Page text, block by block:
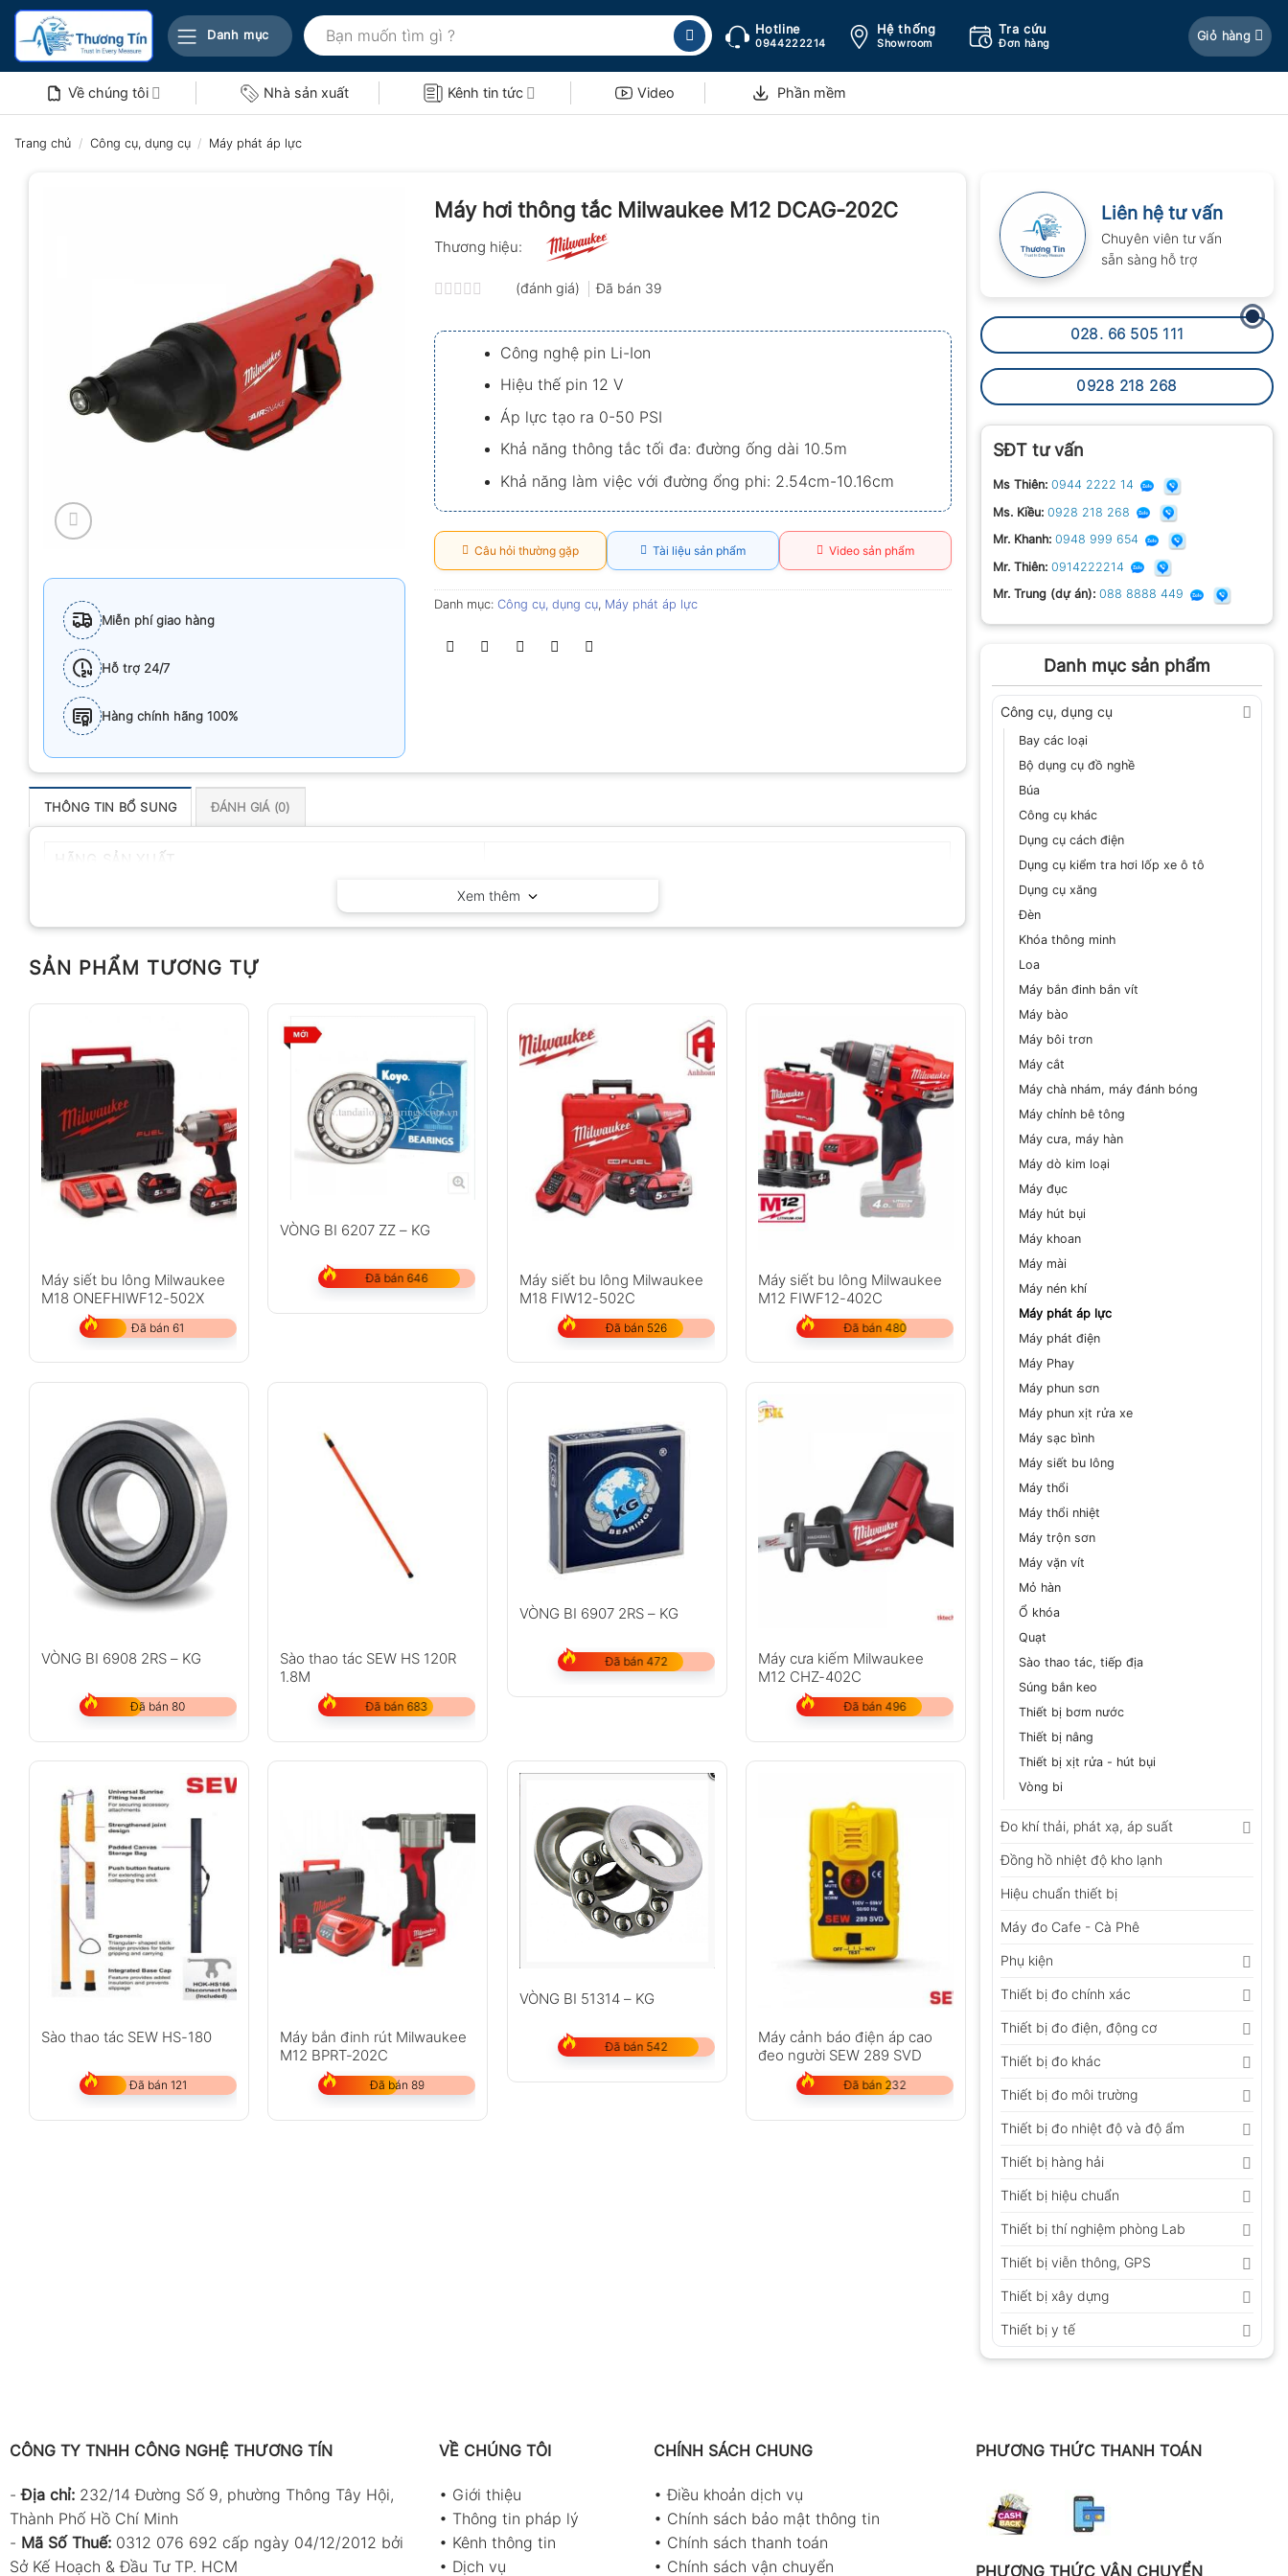
Bỏ
nội
Danh mục
Tìm
kiếm:
Hotline
0944222214
Hệ thống
Showroom
Tra cứu
Đơn hàng
Giỏ hàng
Về chúng tôi Nhà sản xuất Kênh tin tức Video Phần mềm
Trang chủ / Công cụ, dụng cụ / Máy phát áp lực
Liên hệ tư vấn
Chuyên viên tư vấn
sẵn sàng hỗ trợ
028. 66 505 111
0928 218 268
SĐT tư vấn
Ms Thiên: 0944 2222 14
Ms. Kiều: 0928 218 268
Mr. Khanh: 0948 999 654
Mr. Thiên: 0914222214
Mr. Trung (dự án): 088 8888 449
Danh mục sản phẩm
Công cụ, dụng cụ
Bay các loại
Bộ dụng cụ đồ nghề
Búa
Công cụ khác
Dụng cụ cách điện
Dụng cụ kiểm tra hơi lốp xe ô tô
Dụng cụ xăng
Đèn
Khóa thông minh
Loa
Máy bắn đinh bắn vít
Máy bào
Máy bôi trơn
Máy cắt
Máy chà nhám, máy đánh bóng
Máy chỉnh bê tông
Máy cưa, máy hàn
Máy dò kim loại
Máy đục
Máy hút bụi
Máy khoan
Máy mài
Máy nén khí
Máy phát áp lực
Máy phát điện
Máy Phay
Máy phun sơn
Máy phun xịt rửa xe
Máy sạc bình
Máy siết bu lông
Máy thổi
Máy thổi nhiệt
Máy trộn sơn
Máy vặn vít
Mỏ hàn
Ổ khóa
Quạt
Sào thao tác, tiếp địa
Súng bắn keo
Thiết bị bơm nước
Thiết bị nâng
Thiết bị xịt rửa - hút bụi
Vòng bi
Đo khí thải, phát xạ, áp suất
Đồng hồ nhiệt độ kho lạnh
Hiệu chuẩn thiết bị
Máy đo Cafe - Cà Phê
Phụ kiện
Thiết bị đo chính xác
Thiết bị đo điện, động cơ
Thiết bị đo khác
Thiết bị đo môi trường
Thiết bị đo nhiệt độ và độ ẩm
Thiết bị hàng hải
Thiết bị hiệu chuẩn
Thiết bị thí nghiệm phòng Lab
Thiết bị viễn thông, GPS
Thiết bị xây dựng
Thiết bị y tế
Miễn phí giao hàng
Hỗ trợ 24/7
Hàng chính hãng 100%
Máy hơi thông tắc Milwaukee M12 DCAG-202C
Thương hiệu:
xếp
hạng
0.0
5
sao
(đánh giá) Đã bán 39
Công nghệ pin Li-Ion
Hiệu thế pin 12 V
Áp lực tạo ra 0-50 PSI
Khả năng thông tắc tối đa: đường ống dài 10.5m
Khả năng làm việc với đường ổng phi: 2.54cm-10.16cm
Câu hỏi thường gặp Tài liệu sản phẩm Video sản phẩm
Danh mục: Công cụ, dụng cụ, Máy phát áp lực
THÔNG TIN BỔ SUNG ĐÁNH GIÁ (0)
Xem thêm
SẢN PHẨM TƯƠNG TỰ
Máy siết bu lông Milwaukee
M18 ONEFHIWF12-502X
Đã bán 61
VÒNG BI 6207 ZZ – KG
Đã bán 646
Máy siết bu lông Milwaukee
M18 FIW12-502C
Đã bán 526
Máy siết bu lông Milwaukee
M12 FIWF12-402C
Đã bán 480
VÒNG BI 6908 2RS – KG
Đã bán 80
Sào thao tác SEW HS 120R
1.8M
Đã bán 683
VÒNG BI 6907 2RS – KG
Đã bán 472
Máy cưa kiếm Milwaukee
M12 CHZ-402C
Đã bán 496
Sào thao tác SEW HS-180
Đã bán 121
Máy bắn đinh rút Milwaukee
M12 BPRT-202C
Đã bán 89
VÒNG BI 51314 – KG
Đã bán 542
Máy cảnh báo điện áp cao
đeo người SEW 289 SVD
Đã bán 232
CÔNG TY TNHH CÔNG NGHỆ THƯƠNG TÍN
-Địa chỉ: 232/14 Đường Số 9, phường Thông Tây Hội,
Thành Phố Hồ Chí Minh
- Mã Số Thuế: 0312 076 692 cấp ngày 04/12/2012 bởi
Sở Kế Hoạch & Đầu Tư TP. HCM
VỀ CHÚNG TÔI
• Giới thiệu
• Thông tin pháp lý
• Kênh thông tin
• Dịch vụ
CHÍNH SÁCH CHUNG
•Điều khoản dịch vụ
• Chính sách bảo mật thông tin
• Chính sách thanh toán
• Chính sách vận chuyển
PHƯƠNG THỨC THANH TOÁN
PHƯƠNG THỨC VẬN CHUYỂN